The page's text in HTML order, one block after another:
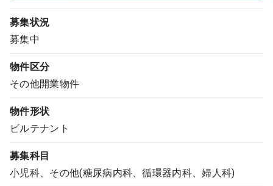
医師求人
DtoDとは
お問合せ
医院の譲渡・売却をお考えの方
募集状況
募集中
物件区分
その他開業物件
物件形状
ビルテナント
募集科目
小児科、その他(糖尿病内科、循環器内科、婦人科)